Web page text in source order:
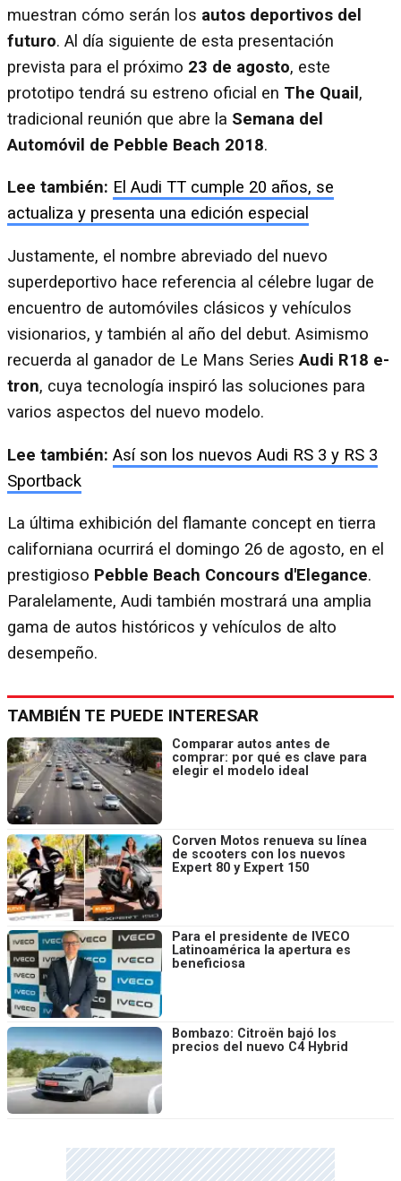
muestran cómo serán los autos deportivos del
futuro. Al día siguiente de esta presentación
prevista para el próximo 23 de agosto, este
prototipo tendrá su estreno oficial en The Quail ,
tradicional reunión que abre la Semana del
Automóvil de Pebble Beach 2018.
Lee también: El Audi TT cumple 20 años, se
actualiza y presenta una edición especial
Justamente, el nombre abreviado del nuevo
superdeportivo hace referencia al célebre lugar de
encuentro de automóviles clásicos y vehículos
visionarios, y también al año del debut. Asimismo
recuerda al ganador de Le Mans SeriesAudi R18 e-
tron, cuya tecnología inspiró las soluciones para
varios aspectos del nuevo modelo.
Lee también: Así son los nuevos Audi RS 3 y RS 3
Sportback
La última exhibición del flamante concept en tierra
californiana ocurrirá el domingo 26 de agosto, en el
prestigioso Pebble Beach Concours d'Elegance.
Paralelamente, Audi también mostrará una amplia
gama de autos históricos y vehículos de alto
desempeño.
TAMBIÉN TE PUEDE INTERESAR
Comparar autos antes de
comprar: por qué es clave para
elegir el modelo ideal
Corven Motos renueva su línea
de scooters con los nuevos
Expert 80 y Expert 150
Para el presidente de IVECO
Latinoamérica la apertura es
beneficiosa
Bombazo: Citroën bajó los
precios del nuevo C4 Hybrid